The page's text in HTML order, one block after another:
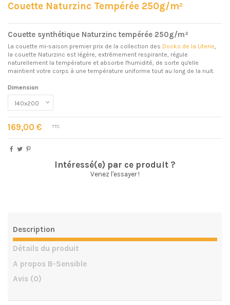
Couette Naturzinc Tempérée 250g/m²
Couette synthétique Naturzinc tempérée 250g/m²
La couette mi-saison premier prix de la collection des Docks de la Literie,
la couette Naturzinc est légère, extrêmement respirante, régule
naturellement la température et absorbe l'humidité, de sorte qu'elle
maintient votre corps à une température uniforme tout au long de la nuit.
Dimension
169,00 € TTC
Intéressé(e) par ce produit ?
Venez l'essayer !
Description
Détails du produit
A propos B-Sensible
Avis (0)